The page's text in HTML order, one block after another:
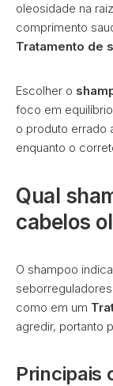
oleosidade na
comprimento
Tratamento de
Escolher o
foco em
o produto errado
enquanto o
Qual
cabelos
O shampoo
como em um
agredir, portanto
Principais